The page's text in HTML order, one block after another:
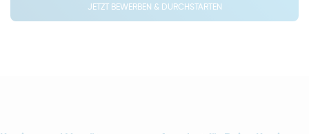
JETZT BEWERBEN & DURCHSTARTEN